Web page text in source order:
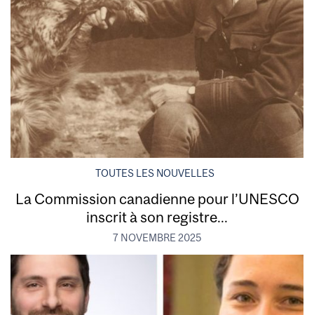
TOUTES LES NOUVELLES
La Commission canadienne pour l’UNESCO
inscrit à son registre...
7 NOVEMBRE 2025